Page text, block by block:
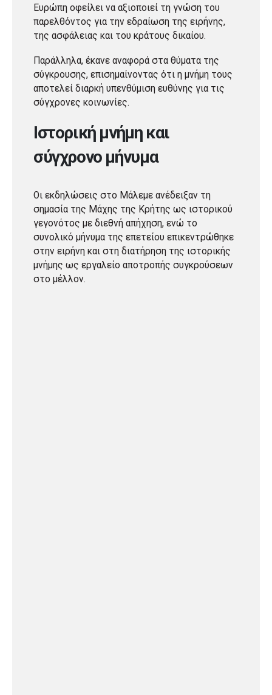
Ευρώπη οφείλει να αξιοποιεί τη γνώση του
παρελθόντος για την εδραίωση της ειρήνης,
της ασφάλειας και του κράτους δικαίου.
Παράλληλα, έκανε αναφορά στα θύματα της
σύγκρουσης, επισημαίνοντας ότι η μνήμη τους
αποτελεί διαρκή υπενθύμιση ευθύνης για τις
σύγχρονες κοινωνίες.
Ιστορική μνήμη και
σύγχρονο μήνυμα
Οι εκδηλώσεις στο Μάλεμε ανέδειξαν τη
σημασία της Μάχης της Κρήτης ως ιστορικού
γεγονότος με διεθνή απήχηση, ενώ το
συνολικό μήνυμα της επετείου επικεντρώθηκε
στην ειρήνη και στη διατήρηση της ιστορικής
μνήμης ως εργαλείο αποτροπής συγκρούσεων
στο μέλλον.